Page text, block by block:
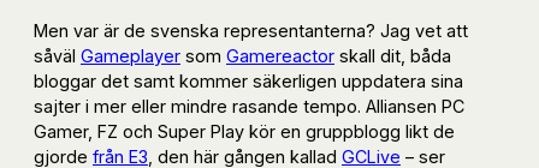
Men var är de svenska representanterna? Jag vet att
såväl Gameplayer som Gamereactor skall dit, båda
bloggar det samt kommer säkerligen uppdatera sina
sajter i mer eller mindre rasande tempo. Alliansen PC
Gamer, FZ och Super Play kör en gruppblogg likt de
gjorde från E3 , den här gången kallad GCLive – ser